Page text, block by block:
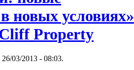
новых условиях»
Property
03/2013 - 08:03.